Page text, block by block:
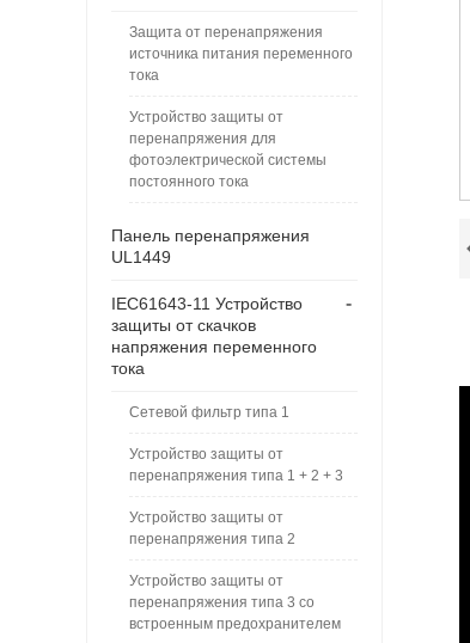
Защита от перенапряжения
источника питания переменного
тока
Устройство защиты от
перенапряжения для
фотоэлектрической системы
постоянного тока
Панель перенапряжения
UL1449
-
IEC61643-11 Устройство
защиты от скачков
напряжения переменного
тока
Сетевой фильтр типа 1
Устройство защиты от
перенапряжения типа 1 + 2 + 3
Устройство защиты от
перенапряжения типа 2
Устройство защиты от
перенапряжения типа 3 со
встроенным предохранителем